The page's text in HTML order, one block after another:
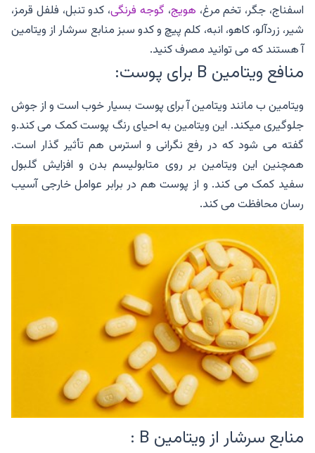
اسفناج، جگر، تخم مرغ، هویج، گوجه فرنگی، کدو تنبل، فلفل قرمز،
شیر، زردآلو، کاهو، انبه، کلم پیچ و کدو سبز منابع سرشار از ویتامین
آ هستند که می توانید مصرف کنید.
منافع ویتامین B برای پوست:
ویتامین ب مانند ویتامین آ برای پوست بسیار خوب است و از جوش
جلوگیری میکند. این ویتامین به احیای رنگ پوست کمک می کند.و
گفته می شود که در رفع نگرانی و استرس هم تأثیر گذار است.
همچنین این ویتامین بر روی متابولیسم بدن و افزایش گلبول
سفید کمک می کند. و از پوست هم در برابر عوامل خارجی آسیب
رسان محافظت می کند.
منابع سرشار از ویتامین B :